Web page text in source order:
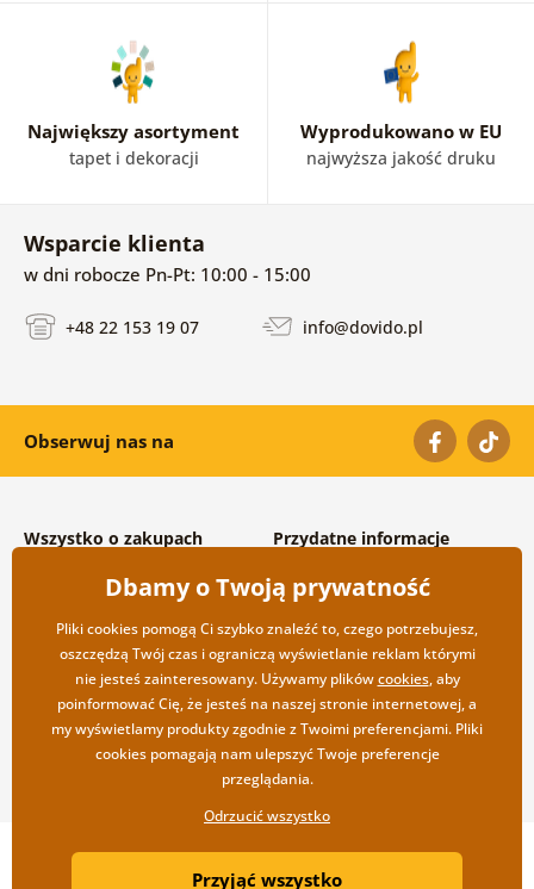
Największy asortyment
tapet i dekoracji
Wyprodukowano w EU
najwyższa jakość druku
Wsparcie klienta
w dni robocze Pn-Pt: 10:00 - 15:00
+48 22 153 19 07 info@dovido.pl
Obserwuj nas na
Wszystko o zakupach
Warunki handlowe i
reklamacyjne
Prywatność
Opcje wysyłki i płatności
Zwrot towarów
Przydatne informacje
Często zadawane pytania
Kontakt
Współpraca hurtowa
Copyright ©2019 © Dovido.pl.
| Sklep internetowy został stworzony przez
Dbamy o Twoją prywatność
Pliki cookies pomogą Ci szybko znaleźć to, czego potrzebujesz,
oszczędzą Twój czas i ograniczą wyświetlanie reklam którymi
nie jesteś zainteresowany. Używamy plikówcookies, aby
poinformować Cię, że jesteś na naszej stronie internetowej, a
my wyświetlamy produkty zgodnie z Twoimi preferencjami. Pliki
cookies pomagają nam ulepszyć Twoje preferencje
przeglądania.
Odrzucić wszystko
Przyjąć wszystko